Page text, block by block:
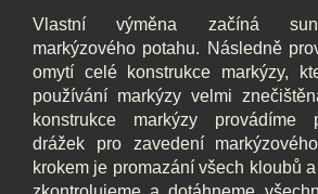
Vlastní výměna začíná
markýzového potahu. Následně
omytí celé konstrukce markýzy,
používání markýzy velmi
konstrukce markýzy provádíme
drážek pro zavedení
krokem je promazání všech kloubů